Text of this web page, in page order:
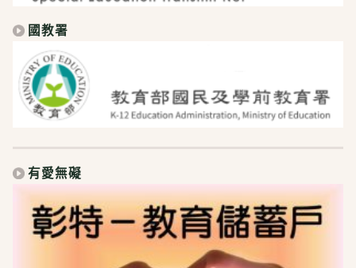
國教署
有愛無礙